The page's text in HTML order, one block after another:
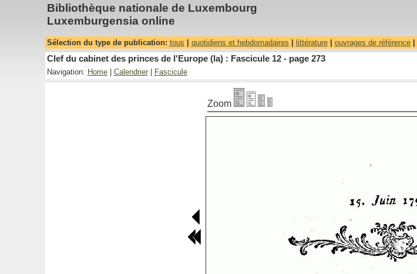
Bibliothèque nationale de Luxembourg
Luxemburgensia online
Sélection du type de publication: tous quotidiens et hebdomadaires littérature| ouvrages de référence|
Clef du cabinet des princes de l'Europe (la) : Fascicule 12 - page 273
Navigation: Home| Calendrier| Fascicule
Zoom